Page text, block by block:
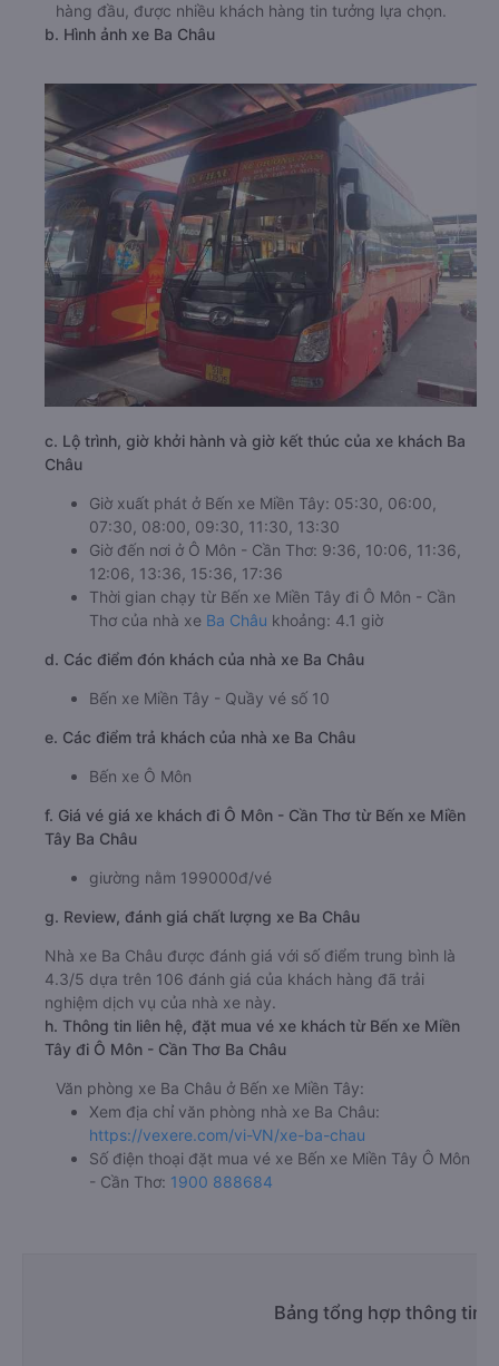
hàng đầu, được nhiều khách hàng tin tưởng lựa chọn.
b. Hình ảnh xe Ba Châu
c. Lộ trình, giờ khởi hành và giờ kết thúc của xe khách Ba
Châu
Giờ xuất phát ở Bến xe Miền Tây: 05:30, 06:00,
07:30, 08:00, 09:30, 11:30, 13:30
Giờ đến nơi ở Ô Môn - Cần Thơ: 9:36, 10:06, 11:36,
12:06, 13:36, 15:36, 17:36
Thời gian chạy từ Bến xe Miền Tây đi Ô Môn - Cần
Thơ của nhà xe Ba Châu khoảng: 4.1 giờ
d. Các điểm đón khách của nhà xe Ba Châu
Bến xe Miền Tây - Quầy vé số 10
e. Các điểm trả khách của nhà xe Ba Châu
Bến xe Ô Môn
f. Giá vé giá xe khách đi Ô Môn - Cần Thơ từ Bến xe Miền
Tây Ba Châu
giường nằm 199000đ/vé
g. Review, đánh giá chất lượng xe Ba Châu
Nhà xe Ba Châu được đánh giá với số điểm trung bình là
4.3/5 dựa trên 106 đánh giá của khách hàng đã trải
nghiệm dịch vụ của nhà xe này.
h. Thông tin liên hệ, đặt mua vé xe khách từ Bến xe Miền
Tây đi Ô Môn - Cần Thơ Ba Châu
Văn phòng xe Ba Châu ở Bến xe Miền Tây:
Xem địa chỉ văn phòng nhà xe Ba Châu:
https://vexere.com/vi-VN/xe-ba-chau
Số điện thoại đặt mua vé xe Bến xe Miền Tây Ô Môn
- Cần Thơ: 1900 888684
Bảng tổng hợp thông tin